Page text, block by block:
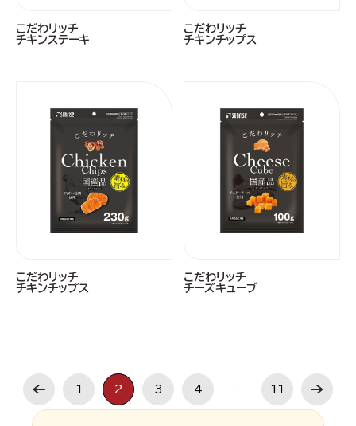
こだわリッチ
チキンステーキ
こだわリッチ
チキンチップス
こだわリッチ
チキンチップス
こだわリッチ
チーズキューブ
1 2 3 4 … 11